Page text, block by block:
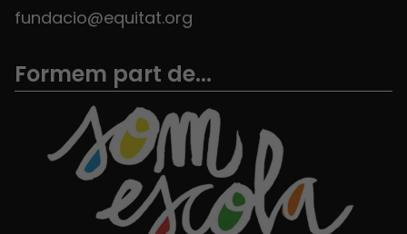
fundacio@equitat.org
Formem part de...